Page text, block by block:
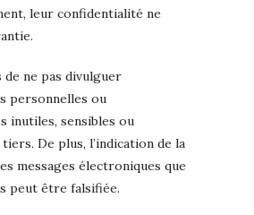
leur confidentialité ne
de ne pas divulguer
personnelles ou
inutiles, sensibles ou
De plus, l’indication de la
messages électroniques que
peut être falsifiée.